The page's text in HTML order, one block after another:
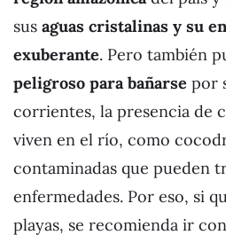
sus aguas cristalinas y su
exuberante. Pero también
peligroso para bañarse por
corrientes, la presencia de
viven en el río, como
contaminadas que pueden
enfermedades. Por eso, si
playas, se recomienda ir